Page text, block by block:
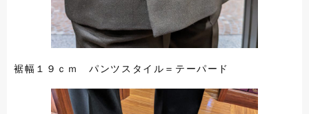
裾幅１９ｃｍ パンツスタイル＝テーパード